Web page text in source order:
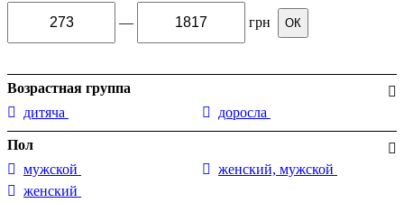
— грн ОК
Возрастная группа
дитяча
доросла
Пол
мужской
женский
женский, мужской